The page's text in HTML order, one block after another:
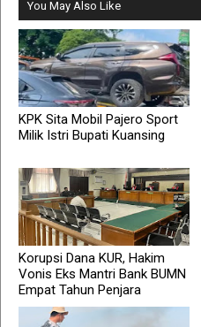
You May Also Like
KPK Sita Mobil Pajero Sport
Milik Istri Bupati Kuansing
Korupsi Dana KUR, Hakim
Vonis Eks Mantri Bank BUMN
Empat Tahun Penjara